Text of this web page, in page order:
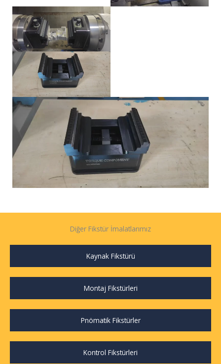
Diğer Fikstür İmalatlarımız
Kaynak Fikstürü
Montaj Fikstürleri
Pnömatik Fikstürler
Kontrol Fikstürleri